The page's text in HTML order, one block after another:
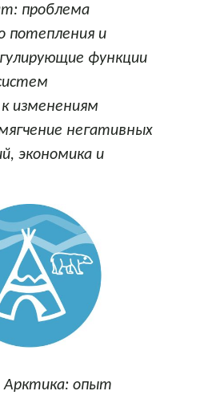
проблема
потепления и
функции
изменениям
негативных
экономика и
опыт